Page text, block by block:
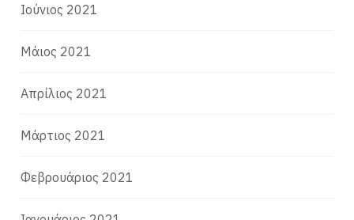
Ιούνιος 2021
Μάιος 2021
Απρίλιος 2021
Μάρτιος 2021
Φεβρουάριος 2021